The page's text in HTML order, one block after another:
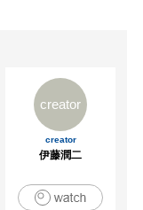
creator
creator
伊藤潤二